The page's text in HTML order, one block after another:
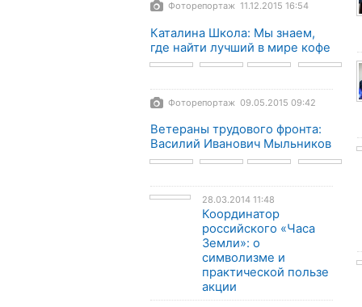
Фоторепортаж 11.12.2015 16:54
Каталина Школа: Мы знаем,
где найти лучший в мире кофе
Фоторепортаж 09.05.2015 09:42
Ветераны трудового фронта:
Василий Иванович Мыльников
28.03.2014 11:48
Координатор
российского «Часа
Земли»: о
символизме и
практической пользе
акции